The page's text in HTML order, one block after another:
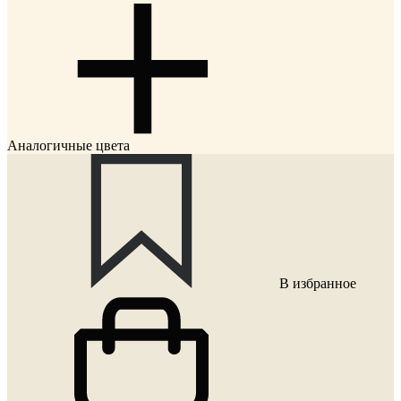
Аналогичные цвета
В избранное